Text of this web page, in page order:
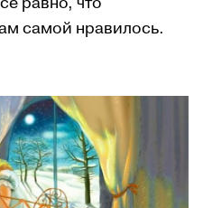
самой нравилось.